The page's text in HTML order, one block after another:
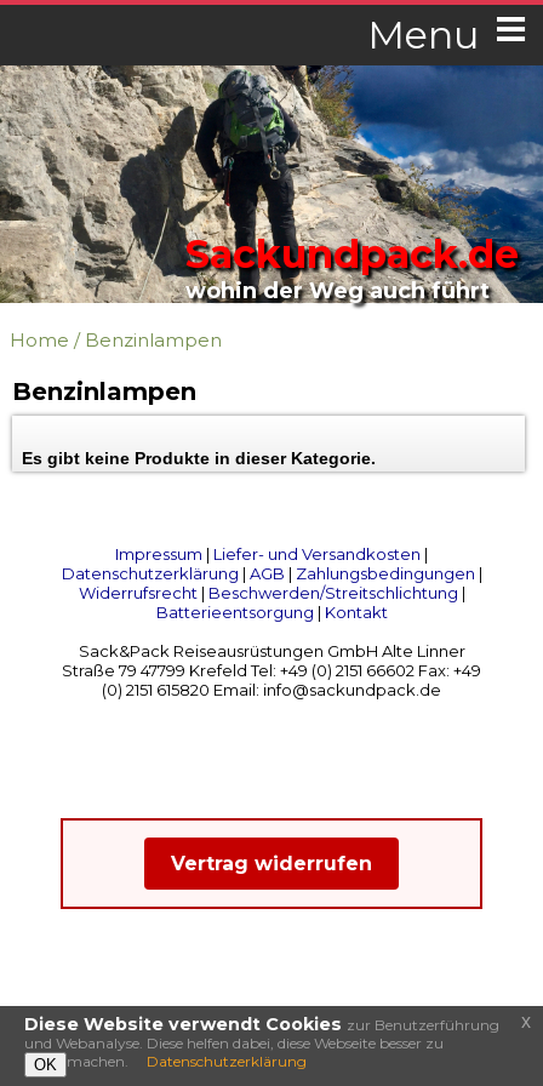
Menu
Sackundpack.de
wohin der Weg auch führt
Home / Benzinlampen
Benzinlampen
Es gibt keine Produkte in dieser Kategorie.
Impressum | Liefer- und Versandkosten |
Datenschutzerklärung | AGB | Zahlungsbedingungen |
Widerrufsrecht| Beschwerden/Streitschlichtung |
Batterieentsorgung | Kontakt
Sack&Pack Reiseausrüstungen GmbH Alte Linner
Straße 79 47799 Krefeld Tel: +49 (0) 2151 66602 Fax: +49
(0) 2151 615820 Email: info@sackundpack.de
Vertrag widerrufen
Diese Website verwendt Cookies zur Benutzerführung
und Webanalyse. Diese helfen dabei, diese Webseite besser zu
machen.
OK Datenschutzerklärung
x